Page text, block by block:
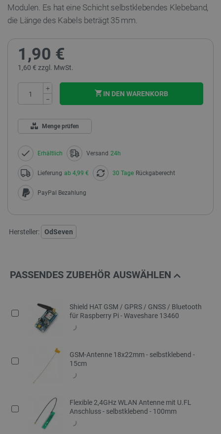
Modulen. Es hat eine Schicht selbstklebendes Klebeband,
die Länge des Kabels beträgt 35 mm.
1,90 €
1,60 € zzgl. MwSt.
+
−
IN DEN WARENKORB
Menge prüfen
Erhältlich Versand 24h
Lieferung ab 4,99 € 30 Tage Rückgaberecht
PayPal Bezahlung
Hersteller: OdSeven
PASSENDES ZUBEHÖR AUSWÄHLEN
Shield HAT GSM / GPRS / GNSS / Bluetooth
für Raspberry Pi - Waveshare 13460
GSM-Antenne 18x22mm - selbstklebend -
15cm
Flexible 2,4GHz WLAN Antenne mit U.FL
Anschluss - selbstklebend - 100mm